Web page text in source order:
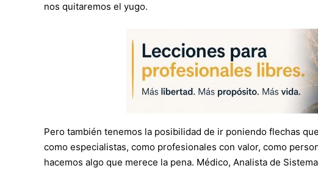
nos quitaremos el yugo.
Pero también tenemos la posibilidad de ir poniendo flechas
como especialistas, como profesionales con valor, como
hacemos algo que merece la pena. Médico, Analista de